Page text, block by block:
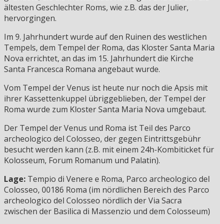
ältesten Geschlechter Roms, wie z.B. das der Julier,
hervorgingen.
Im 9. Jahrhundert wurde auf den Ruinen des westlichen
Tempels, dem Tempel der Roma, das Kloster Santa Maria
Nova errichtet, an das im 15. Jahrhundert die Kirche
Santa Francesca Romana angebaut wurde.
Vom Tempel der Venus ist heute nur noch die Apsis mit
ihrer Kassettenkuppel übriggeblieben, der Tempel der
Roma wurde zum Kloster Santa Maria Nova umgebaut.
Der Tempel der Venus und Roma ist Teil des Parco
archeologico del Colosseo, der gegen Eintrittsgebühr
besucht werden kann (z.B. mit einem 24h-Kombiticket für
Kolosseum, Forum Romanum und Palatin).
Lage: Tempio di Venere e Roma, Parco archeologico del
Colosseo, 00186 Roma (im nördlichen Bereich des Parco
archeologico del Colosseo nördlich der Via Sacra
zwischen der Basilica di Massenzio und dem Colosseum)